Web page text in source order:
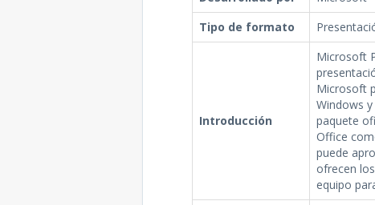
Tipo de formato
Introducción
Microsoft
Microsoft
Windows
paquete
Office
puede
ofrecen
equipo